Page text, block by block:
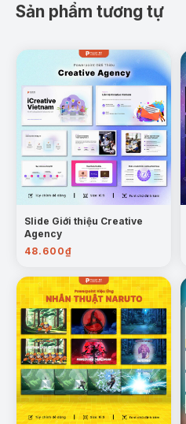
Sản phẩm tương tự
Slide Giới thiệu Creative
Agency
48.600₫